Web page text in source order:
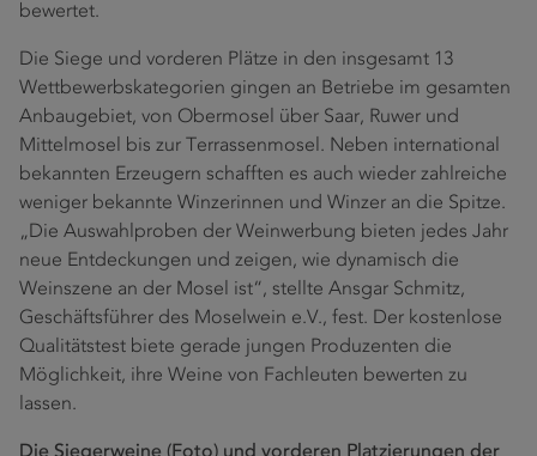
bewertet.
Die Siege und vorderen Plätze in den insgesamt 13
Wettbewerbskategorien gingen an Betriebe im gesamten
Anbaugebiet, von Obermosel über Saar, Ruwer und
Mittelmosel bis zur Terrassenmosel. Neben international
bekannten Erzeugern schafften es auch wieder zahlreiche
weniger bekannte Winzerinnen und Winzer an die Spitze.
„Die Auswahlproben der Weinwerbung bieten jedes Jahr
neue Entdeckungen und zeigen, wie dynamisch die
Weinszene an der Mosel ist“, stellte Ansgar Schmitz,
Geschäftsführer des Moselwein e.V., fest. Der kostenlose
Qualitätstest biete gerade jungen Produzenten die
Möglichkeit, ihre Weine von Fachleuten bewerten zu
lassen.